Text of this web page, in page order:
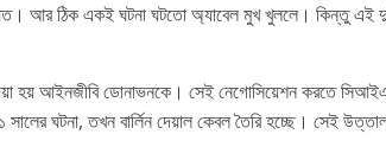
আর ঠিক একই ঘটনা ঘটতো অ্যাবেল মুখ খুললে। কিন্তু এই
দেয়া হয় আইনজীবি ডোনাভনকে। সেই নেগোসিয়েশন করতে
সালের ঘটনা, তখন বার্লিন দেয়াল কেবল তৈরি হচ্ছে। সেই